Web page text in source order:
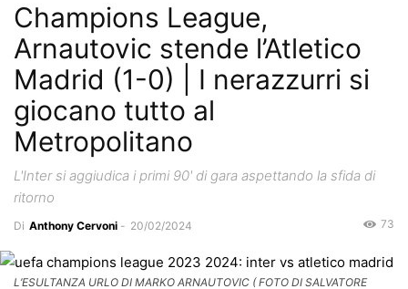
Champions League,
Arnautovic stende l’Atletico
Madrid (1-0) | I nerazzurri si
giocano tutto al
Metropolitano
L'Inter si aggiudica i primi 90' di gara aspettando la sfida di
ritorno
Di Anthony Cervoni - 20/02/2024 73
L’ESULTANZA URLO DI MARKO ARNAUTOVIC ( FOTO DI SALVATORE